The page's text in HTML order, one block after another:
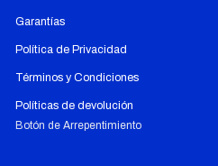
Garantías
Política de Privacidad
Términos y Condiciones
Políticas de devolución
Botón de Arrepentimiento